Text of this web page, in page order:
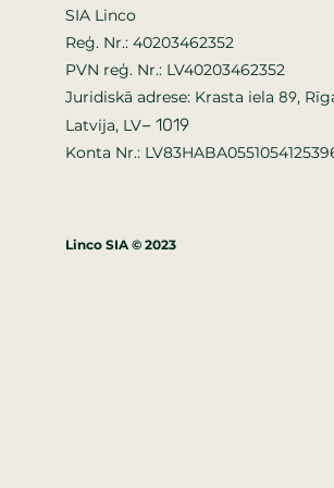
SIA Linco
Reģ. Nr.: 40203462352
PVN reģ. Nr.: LV40203462352
Juridiskā adrese: Krasta iela89,
Latvija, LV– 1019
Konta Nr.:
Linco SIA © 2023